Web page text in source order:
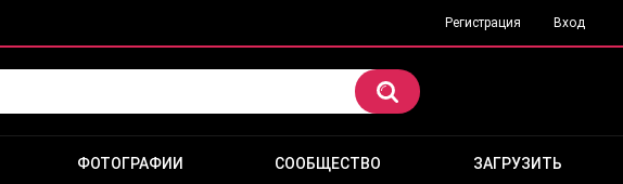
Регистрация Вход
ФОТОГРАФИИ СООБЩЕСТВО ЗАГРУЗИТЬ